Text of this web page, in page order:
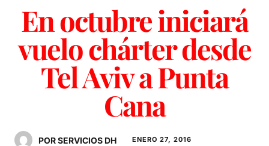
En octubre iniciará
vuelo chárter desde
Tel Aviv a Punta
Cana
POR SERVICIOS DH ENERO 27, 2016